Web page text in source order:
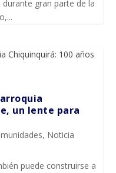
gran parte de la
un lente para
, Noticia
puede construirse a